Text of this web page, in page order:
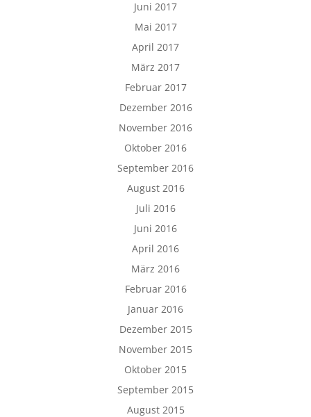
Juni 2017
Mai 2017
April 2017
März 2017
Februar 2017
Dezember 2016
November 2016
Oktober 2016
September 2016
August 2016
Juli 2016
Juni 2016
April 2016
März 2016
Februar 2016
Januar 2016
Dezember 2015
November 2015
Oktober 2015
September 2015
August 2015